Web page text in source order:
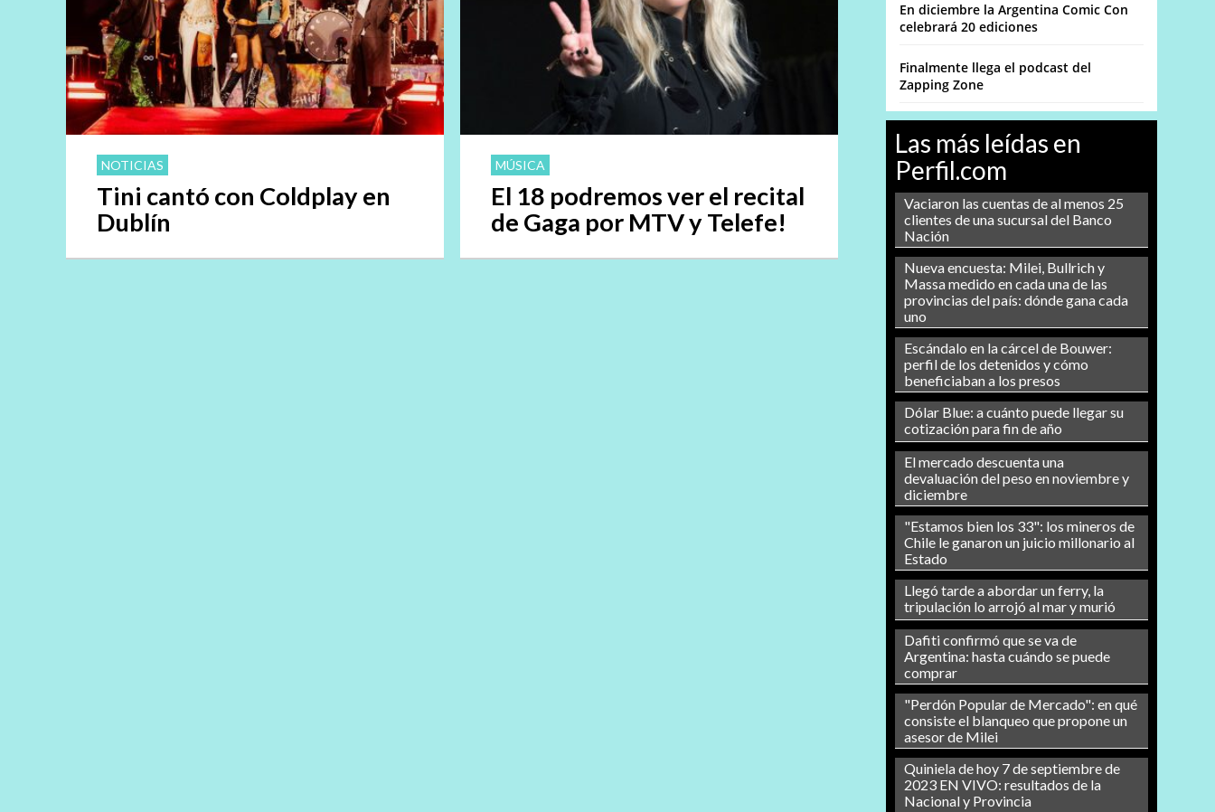
En diciembre la Argentina Comic Con
celebrará 20 ediciones
Finalmente llega el podcast del
Zapping Zone
Las más leídas en
Perfil.com
Vaciaron las cuentas de al menos 25
clientes de una sucursal del Banco
Nación
Nueva encuesta: Milei, Bullrich y
Massa medido en cada una de las
provincias del país: dónde gana cada
uno
Escándalo en la cárcel de Bouwer:
perfil de los detenidos y cómo
beneficiaban a los presos
Dólar Blue: a cuánto puede llegar su
cotización para fin de año
El mercado descuenta una
devaluación del peso en noviembre y
diciembre
"Estamos bien los 33": los mineros de
Chile le ganaron un juicio millonario al
Estado
Llegó tarde a abordar un ferry, la
tripulación lo arrojó al mar y murió
Dafiti confirmó que se va de
Argentina: hasta cuándo se puede
comprar
"Perdón Popular de Mercado": en qué
consiste el blanqueo que propone un
asesor de Milei
Quiniela de hoy 7 de septiembre de
2023 EN VIVO: resultados de la
Nacional y Provincia
NOTICIAS
Tini cantó con Coldplay en
Dublín
MÚSICA
El 18 podremos ver el recital
de Gaga por MTV y Telefe!